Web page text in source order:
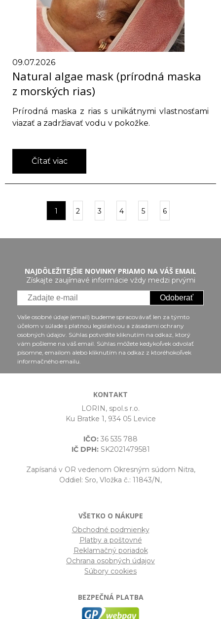
09.07.2026
Natural algae mask (prírodná maska
z morských rias)
Prírodná maska z rias s unikátnymi vlastnosťami
viazať a zadržiavať vodu v pokožke.
Čítať viac
1 2 3 4 5 6
NAJDÔLEŽITEJŠIE NOVINKY PRIAMO NA VÁŠ EMAIL
Získajte zaujímavé informácie vždy medzi prvými
Odoberať
Vaše osobné údaje (email) budeme spracovávať len za týmto
účelom v súlade s platnou legislatívou a zásadami ochrany
osobných údajov. Súhlas potvrdíte kliknutím na odkaz, ktorý
vám pošleme na váš email. Súhlas môžete kedykoľvek odvolať
písomne, emailom alebo kliknutím na odkaz z ktoréhokoľvek
informačného emailu.
KONTAKT
LORIN, spol.s r.o.
Ku Bratke 1, 934 05 Levice
IČO: 36 535 788
IČ DPH:SK2021479581
Zapísaná v OR vedenom Okresným súdom Nitra,
Oddiel: Sro, Vložka č.: 11843/N,
VŠETKO O NÁKUPE
Obchodné podmienky
Platby a poštovné
Reklamačný poriadok
Ochrana osobných údajov
Súbory cookies
BEZPEČNÁ PLATBA